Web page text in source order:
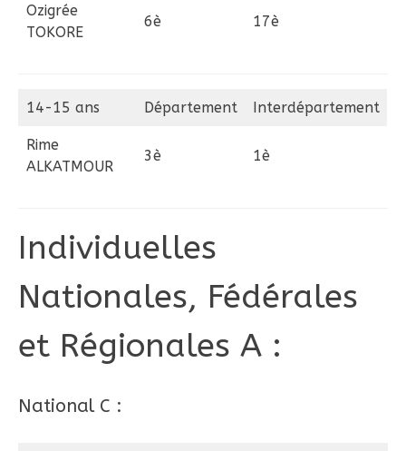
Ozigrée
TOKORE
6è 17è
14-15 ans Département Interdépartement
Rime
ALKATMOUR
3è 1è
Individuelles
Nationales, Fédérales
et Régionales A :
National C :